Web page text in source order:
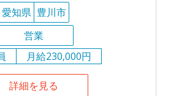
愛知県 豊川市
営業
月給230,000円
詳細を見る